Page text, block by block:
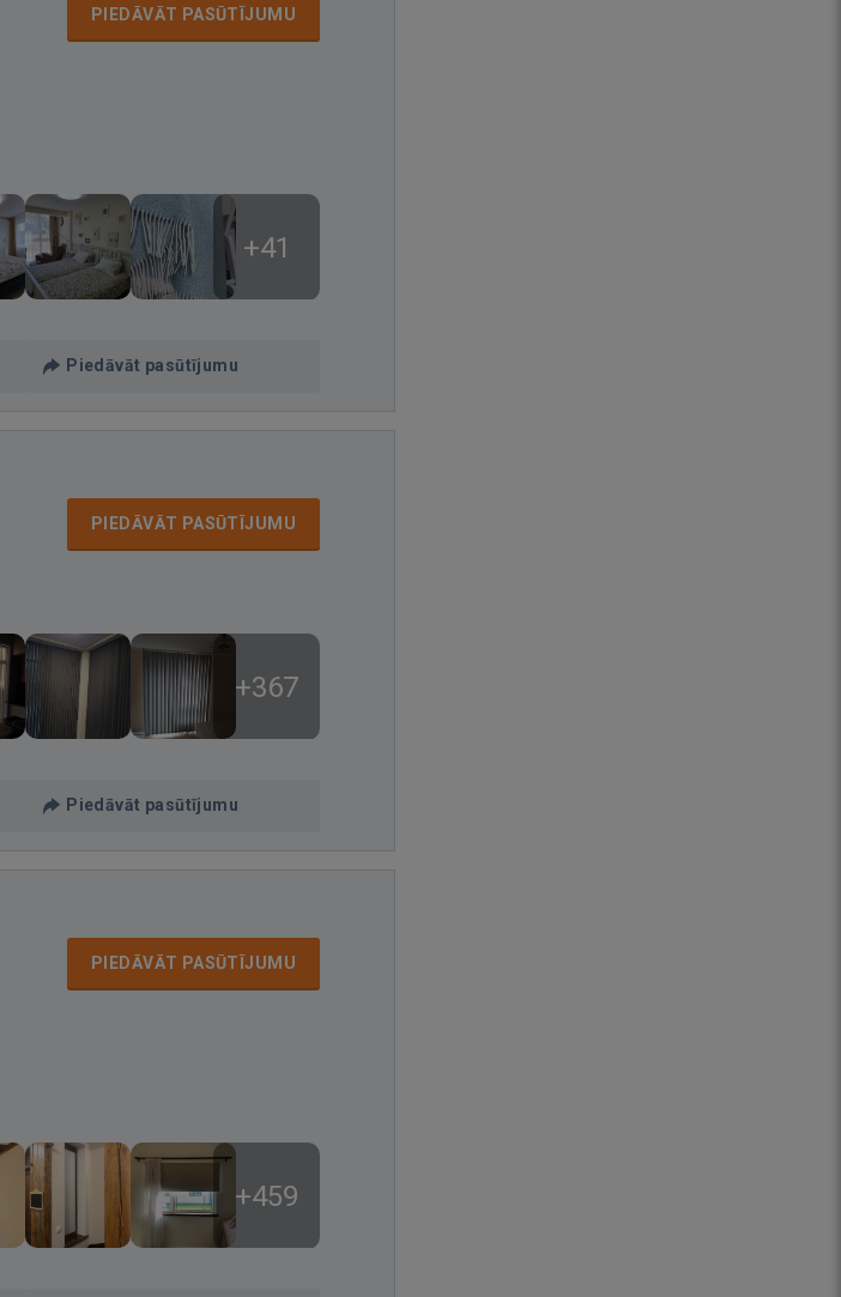
PIEDĀVĀT PASŪTĪJUMU
+41
Piedāvāt pasūtījumu
PIEDĀVĀT PASŪTĪJUMU
+367
Piedāvāt pasūtījumu
PIEDĀVĀT PASŪTĪJUMU
+459